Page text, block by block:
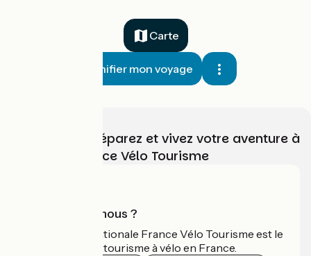
Carte
Planifier mon voyage
Choisissez, préparez et vivez votre aventure à
vélo avec France Vélo Tourisme
Qui sommes-nous ?
L'association nationale France Vélo Tourisme est le
guide officiel du tourisme à vélo en France.